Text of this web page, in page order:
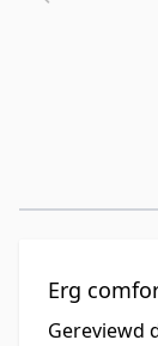
Erg
Gereviewd